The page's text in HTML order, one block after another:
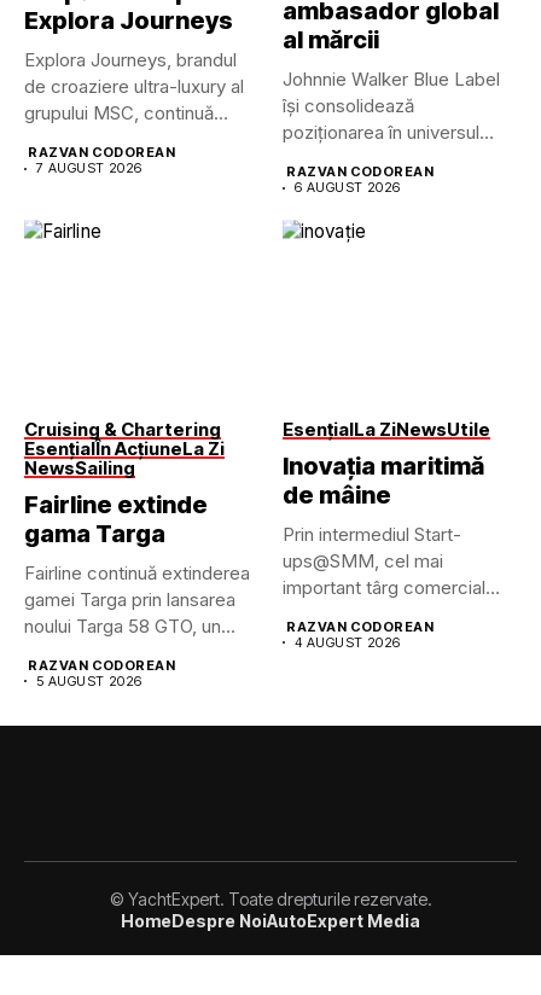
Explora Journeys
Explora Journeys, brandul
de croaziere ultra-luxury al
grupului MSC, continuă
RAZVAN CODOREAN
7 AUGUST 2026
ambasador global
al mărcii
Johnnie Walker Blue Label
își consolidează
poziționarea în universul
RAZVAN CODOREAN
6 AUGUST 2026
Cruising & Chartering
EsențialÎn AcțiuneLa Zi
NewsSailing
Fairline extinde
gama Targa
Fairline continuă extinderea
gamei Targa prin lansarea
noului Targa 58 GTO, un...
RAZVAN CODOREAN
5 AUGUST 2026
EsențialLa ZiNewsUtile
Inovația maritimă
de mâine
Prin intermediul Start-
ups@SMM, cel mai
important târg comercial
RAZVAN CODOREAN
4 AUGUST 2026
© YachtExpert. Toate drepturile rezervate.
HomeDespre NoiAutoExpert Media